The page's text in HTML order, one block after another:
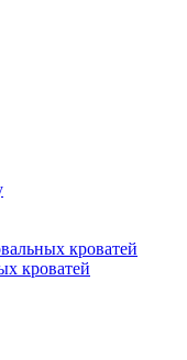
кроватей
кроватей